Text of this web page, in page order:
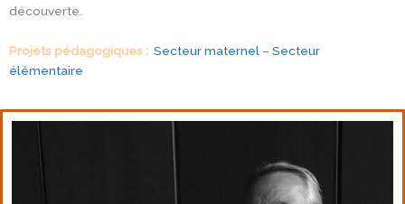
découverte.
Projets pédagogiques : Secteur maternel – Secteur
élémentaire